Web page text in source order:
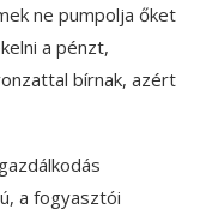
ne pumpolja őket
a pénzt,
bírnak, azért
a fogyasztói